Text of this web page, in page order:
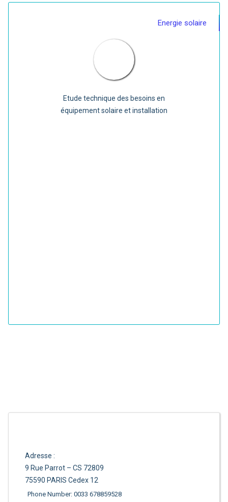
Energie solaire
Etude technique des besoins en
équipement solaire et installation
Adresse :
9 Rue Parrot – CS 72809
75590 PARIS Cedex 12
Phone Number: 0033 678859528